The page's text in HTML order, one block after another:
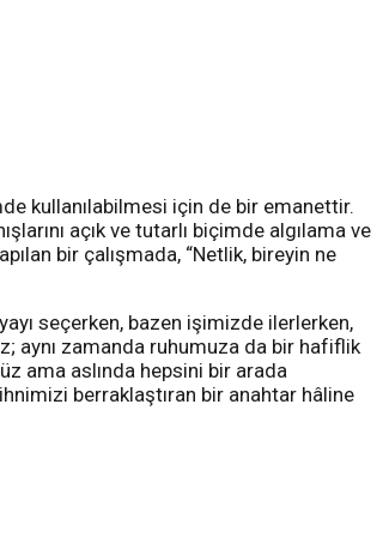
kullanılabilmesi için de bir emanettir.
açık ve tutarlı biçimde algılama ve
bir çalışmada, “Netlik, bireyin ne
seçerken, bazen işimizde ilerlerken,
aynı zamanda ruhumuza da bir hafiflik
ama aslında hepsini bir arada
berraklaştıran bir anahtar hâline